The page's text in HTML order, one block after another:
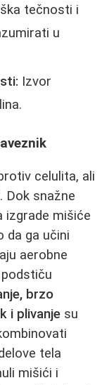
tečnosti i
u
Izvor
celulita, ali
Dok snažne
izgrade mišiće
da ga učini
aerobne
brzo
i plivanje su
tela
mišići i